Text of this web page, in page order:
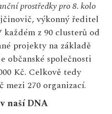
prostředky pro 8. kolo
výkonný ředitel
každém z 90 clusterů od
projekty na základě
občanské společnosti
Kč. Celkově tedy
mezi 270 organizací.
naší DNA